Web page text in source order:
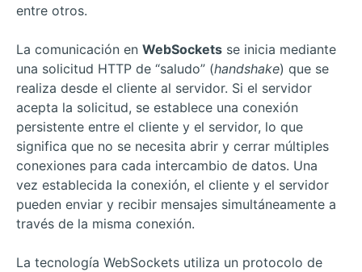
entre otros.
La comunicación en WebSockets se inicia mediante
una solicitud HTTP de “saludo” (handshake) que se
realiza desde el cliente al servidor. Si el servidor
acepta la solicitud, se establece una conexión
persistente entre el cliente y el servidor, lo que
significa que no se necesita abrir y cerrar múltiples
conexiones para cada intercambio de datos. Una
vez establecida la conexión, el cliente y el servidor
pueden enviar y recibir mensajes simultáneamente a
través de la misma conexión.
La tecnología WebSockets utiliza un protocolo de